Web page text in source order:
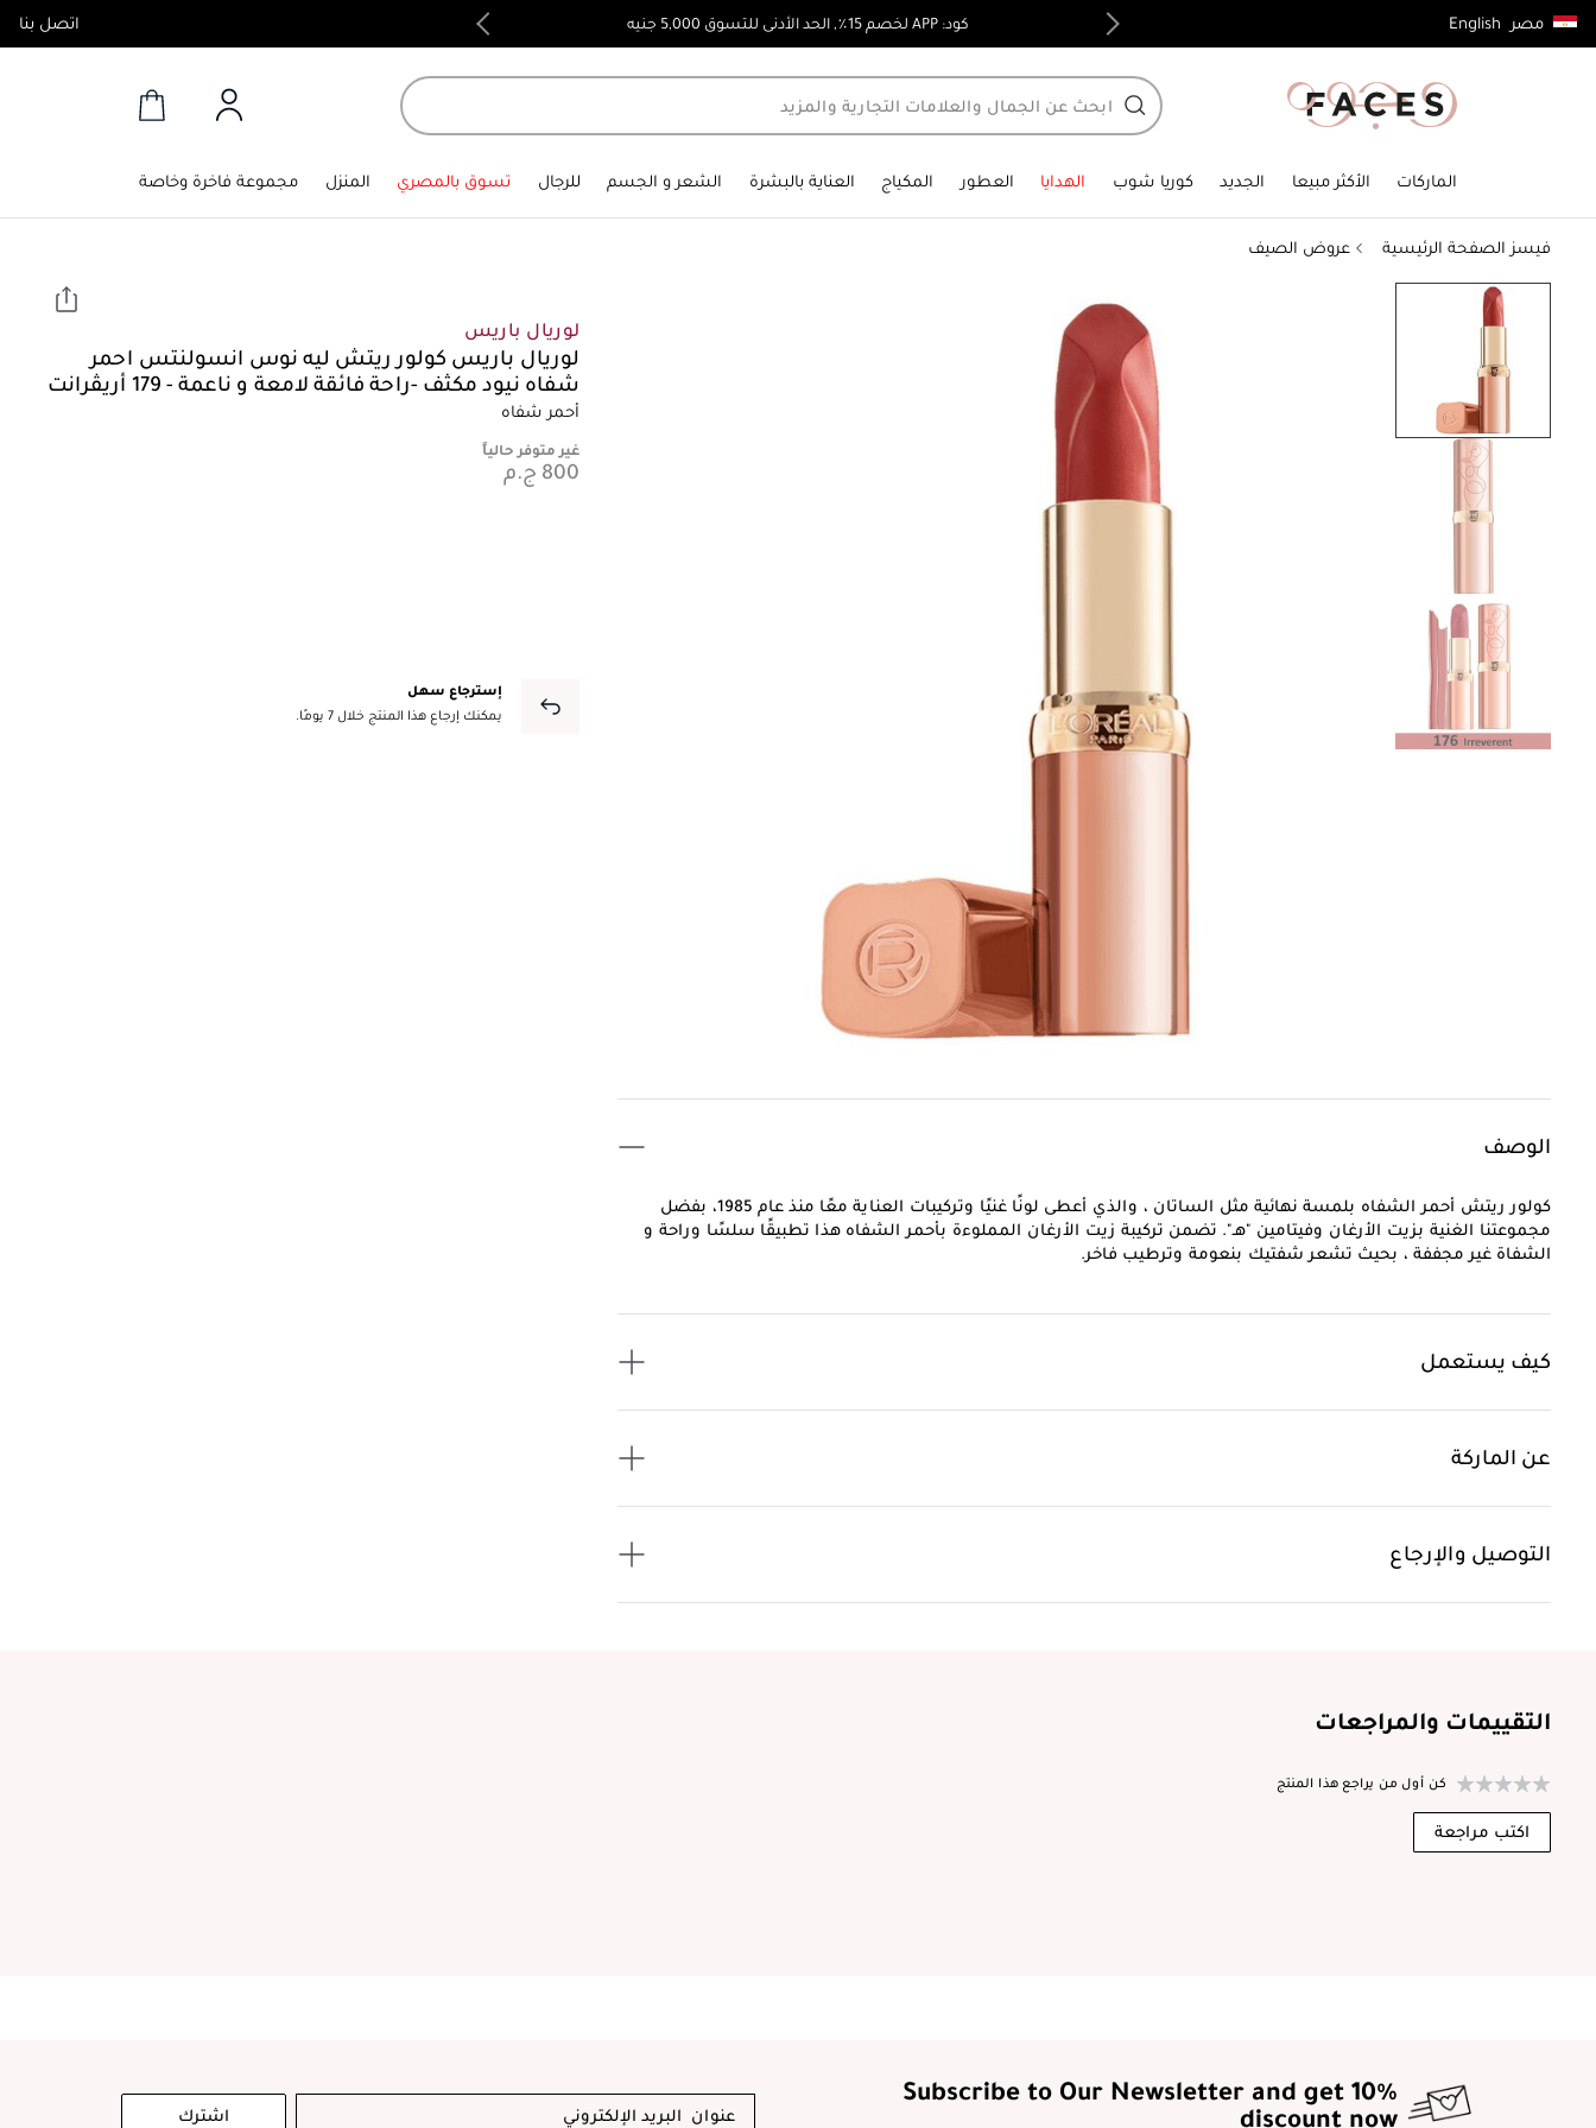
مصر English اتصل بنا كود: APP لخصم 15٪, الحد الأدنى للتسوق 5,000 جنيه توصيل مجاني لجميع الطلبات فوق 4,000ج.م
الماركات الأكثر مبيعا الجديد كوريا شوب الهدايا العطور المكياج العناية بالبشرة الشعر و الجسم للرجال تسوق بالمصري المنزل مجموعة فاخرة وخاصة
فيسز الصفحة الرئيسية عروض الصيف
الوصف
كولور ريتش أحمر الشفاه بلمسة نهائية مثل الساتان ، والذي أعطى لونًا غنيًا وتركيبات العناية معًا منذ عام 1985، بفضل
مجموعتنا الغنية بزيت الأرغان وفيتامين "هـ". تضمن تركيبة زيت الأرغان المملوءة بأحمر الشفاه هذا تطبيقًا سلسًا وراحة و
الشفاة غير مجففة ، بحيث تشعر شفتيك بنعومة وترطيب فاخر.
كيف يستعمل
عن الماركة
التوصيل والإرجاع
لوريال باريس
لوريال باريس كولور ريتش ليه نوس انسولنتس احمر
شفاه نيود مكثف -راحة فائقة لامعة و ناعمة - 179 أريڤرانت
أحمر شفاه
غير متوفر حالياً
إسترجاع سهل
يمكنك إرجاع هذا المنتج خلال 7 يومًا.
التقييمات والمراجعات
كن أول من يراجع هذا المنتج
اكتب مراجعة
Subscribe to Our Newsletter and get 10%
discount now اشترك